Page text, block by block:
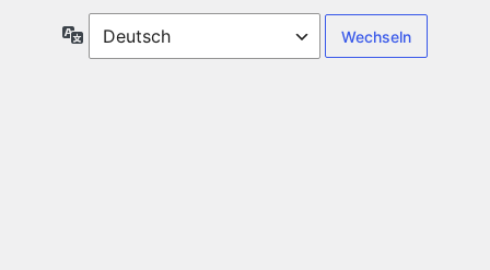
Sprache